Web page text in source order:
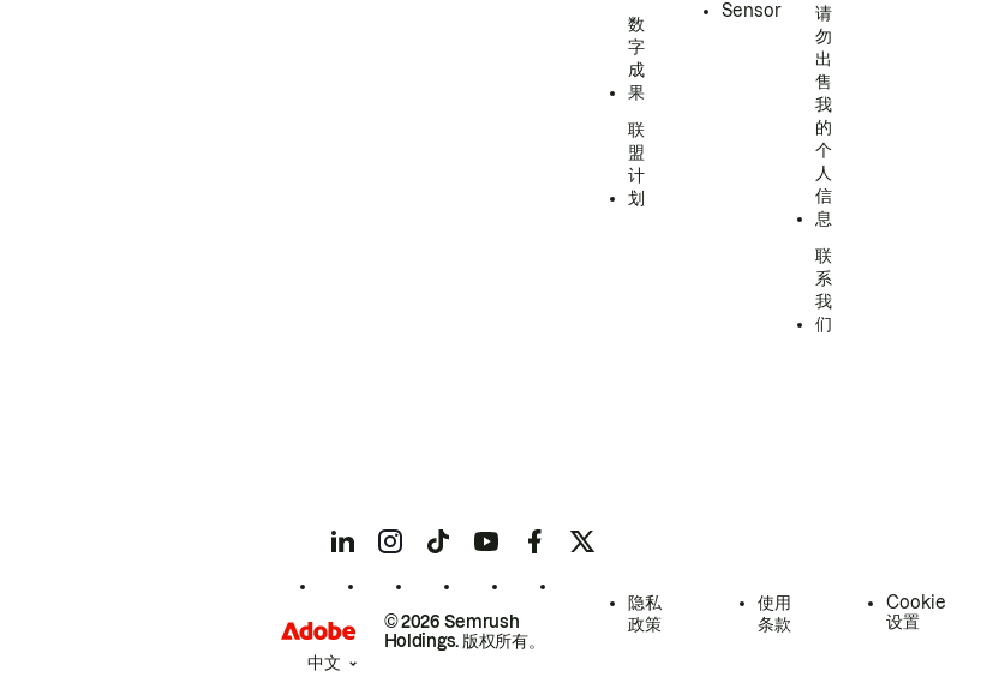
数
字
成
果
联
盟
计
划
Sensor
请
勿
出
售
我
的
个
人
信
息
联
系
我
们
© 2026 Semrush
Holdings. 版权所有。
隐私
政策
使用
条款
Cookie
设置
中文